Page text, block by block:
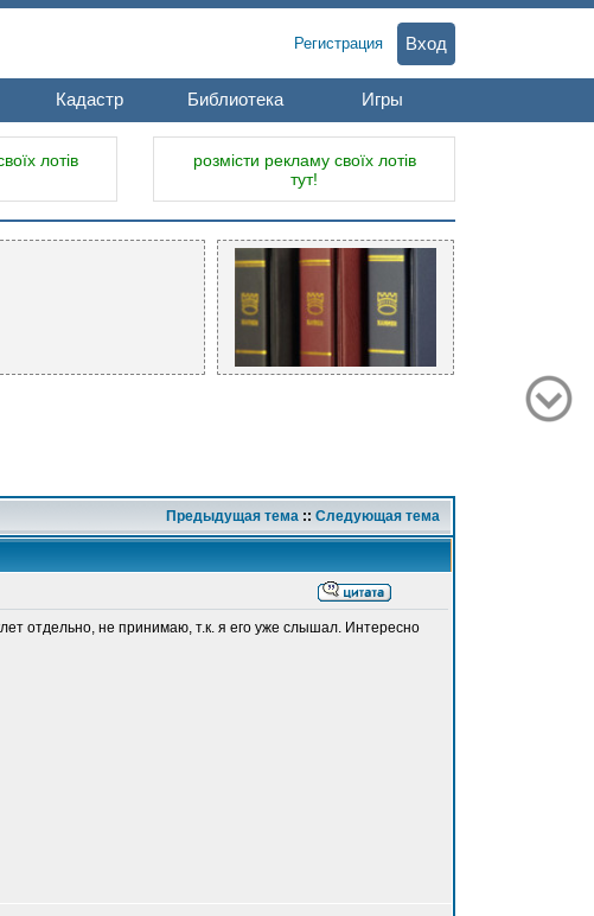
Регистрация Вход
Кадастр Библиотека Игры
лотів
розмісти рекламу своїх лотів
тут!
Предыдущая тема :: Следующая тема
отдельно, не принимаю, т.к. я его уже слышал. Интересно